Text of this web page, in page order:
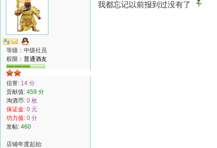
等级：中级社员
权限： 普通酒友
信誉: 14 分
贡献值: 459 分
淘酒币: 0 枚
保证金: 0 元
功力值: 0 分
发帖: 460
店铺年度起始:
我都忘记以前报到过没有了